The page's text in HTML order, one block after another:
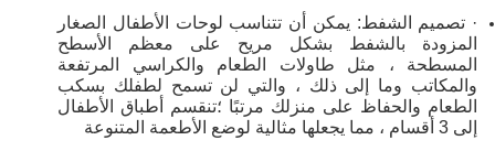
· تصميم الشفط: يمكن أن تتناسب لوحات الأطفال الصغار
المزودة بالشفط بشكل مريح على معظم الأسطح
المسطحة ، مثل طاولات الطعام والكراسي المرتفعة
والمكاتب وما إلى ذلك ، والتي لن تسمح لطفلك بسكب
الطعام والحفاظ على منزلك مرتبًا ؛تنقسم أطباق الأطفال
إلى 3 أقسام ، مما يجعلها مثالية لوضع الأطعمة المتنوعة